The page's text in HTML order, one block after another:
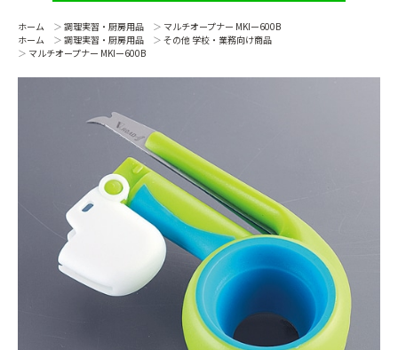
ホーム ＞ 調理実習・厨房用品 ＞ マルチオープナー MKIー600B
ホーム
＞ 調理実習・厨房用品 ＞ その他 学校・業務向け商品
＞ マルチオープナー MKIー600B